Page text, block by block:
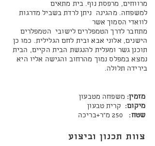
מרווחים, מרפסת נוף. בית מתאים
למשפחה. מהגינה ניתן לרדת בשביל מדרגות
לוואדי הסמוך אשר
מתחבר לדרך הטמפלרים לישובי הטמפלרים
הישנים, אלוני אבא ובית לחם הגלילית. כמו כן
תוכנן גשר ומעלית להנגשת הבית הקיים, הבית
נמצא במפלס נמוך מהרחוב והגישה אליו היא
בירידה תלולה.
מזמין: משפחה מטבעון
מיקום:
קרית טבעון
שטח: 250 מ"ר+בריכה
צוות תכנון וביצוע